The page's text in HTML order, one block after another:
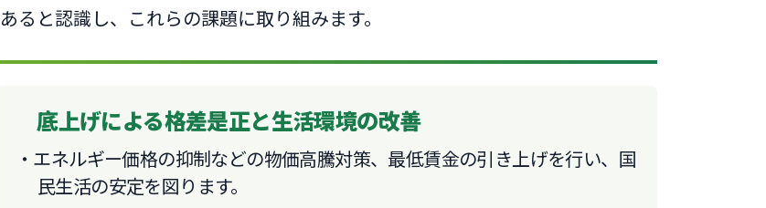
あると認識し、これらの課題に取り組みます。
底上げによる格差是正と生活環境の改善
エネルギー価格の抑制などの物価高騰対策、最低賃金の引き上げを行い、国
民生活の安定を図ります。